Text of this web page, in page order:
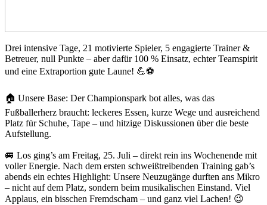
Drei intensive Tage, 21 motivierte Spieler, 5 engagierte Trainer &
Betreuer, null Punkte – aber dafür 100 % Einsatz, echter Teamspirit
und eine Extraportion gute Laune! 💪⚽
🏠 Unsere Base: Der Championspark bot alles, was das
Fußballerherz braucht: leckeres Essen, kurze Wege und ausreichend
Platz für Schuhe, Tape – und hitzige Diskussionen über die beste
Aufstellung.
🚐 Los ging’s am Freitag, 25. Juli – direkt rein ins Wochenende mit
voller Energie. Nach dem ersten schweißtreibenden Training gab’s
abends ein echtes Highlight: Unsere Neuzugänge durften ans Mikro
– nicht auf dem Platz, sondern beim musikalischen Einstand. Viel
Applaus, ein bisschen Fremdscham – und ganz viel Lachen! 😉